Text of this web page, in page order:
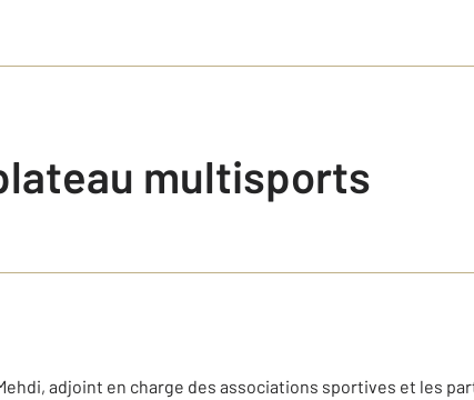
multisports
adjoint en charge des associations sportives et les